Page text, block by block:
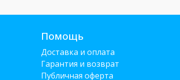
Помощь
Доставка и оплата
Гарантия и возврат
Публичная оферта